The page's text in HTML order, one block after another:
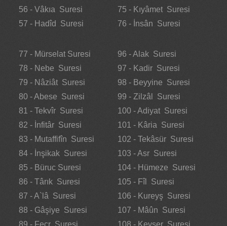
56 - Vâkıa Suresi
57 - Hadîd Suresi
75 - Kıyâmet Suresi
76 - İnsân Suresi
77 - Mürselat Suresi
78 - Nebe Suresi
79 - Nâziât Suresi
80 - Abese Suresi
81 - Tekvîr Suresi
82 - İnfitâr Suresi
83 - Mutaffifîn Suresi
84 - İnşikak Suresi
85 - Büruc Suresi
86 - Târık Suresi
87 - A`lâ Suresi
88 - Gâşiye Suresi
89 - Fecr Suresi
96 - Alak Suresi
97 - Kadir Suresi
98 - Beyyine Suresi
99 - Zilzâl Suresi
100 - Adiyat Suresi
101 - Kâria Suresi
102 - Tekâsür Suresi
103 - Asr Suresi
104 - Hümeze Suresi
105 - Fîl Suresi
106 - Kureyş Suresi
107 - Mâûn Suresi
108 - Kevser Suresi